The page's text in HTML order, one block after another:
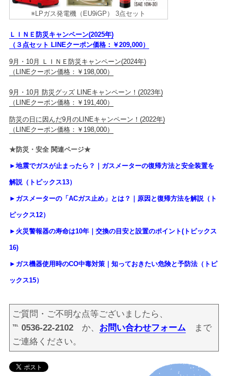
※LPガス発電機（EU9iGP） 3点セット
ＬＩＮＥ防災キャンペーン(2025年)
（３点セット LINEクーポン価格：￥209,000）
9月・10月 ＬＩＮＥ防災キャンペーン(2024年)
（LINEクーポン価格：￥198,000）
9月・10月 防災グッズ LINEキャンペーン！(2023年)
（LINEクーポン価格：￥191,400）
防災の日に因んだ9月のLINEキャンペーン！(2022年)
（LINEクーポン価格：￥198,000）
★防災・安全 関連ページ★
►地震でガスが止まったら？｜ガスメーターの復帰方法と安全装置を
解説（トピックス13）
►ガスメーターの「ACガス止め」とは？｜原因と復帰方法を解説（ト
ピックス12）
►火災警報器の寿命は10年｜交換の目安と設置のポイント(トピックス
16)
►ガス機器使用時のCO中毒対策｜知っておきたい危険と予防法（トピ
ックス15）
ご質問・ご不明な点等ございましたら、
℡ 0536-22-2102か、 お問い合わせフォームまで
ご連絡ください。